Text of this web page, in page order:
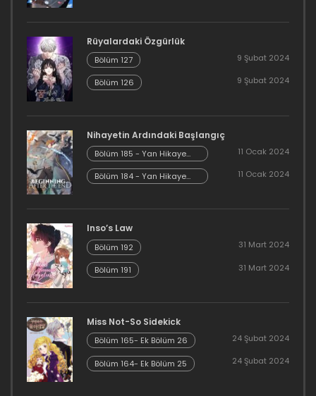
Bölüm 57
1 Nisan 2021
1 Nisan 2021
Bölüm 55
1 Nisan 2021
Bölüm 54
1 Nisan 2021
Bölüm 53
1 Nisan 2021
Bölüm 52
1 Nisan 2021
Rüyalardaki Özgürlük
Bölüm 127 9 Şubat 2024
Bölüm 126 9 Şubat 2024
Nihayetin Ardındaki Başlangıç
Bölüm 185 - Yan Hikaye
Kısım 7
11 Ocak 2024
Bölüm 184 - Yan Hikaye
Kısım 6
11 Ocak 2024
Inso’s Law
Bölüm 192 31 Mart 2024
Bölüm 191 31 Mart 2024
Miss Not-So Sidekick
Bölüm 165- Ek Bölüm 26 24 Şubat 2024
Bölüm 164- Ek Bölüm 25 24 Şubat 2024